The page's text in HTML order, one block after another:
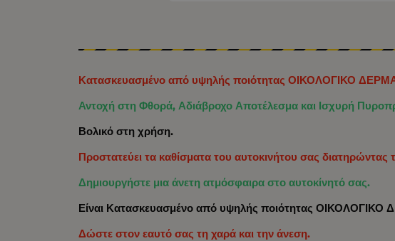
Κατασκευασμένο από υψηλής ποιότητας ΟΙΚΟΛΟΓΙΚΟ
Αντοχή στη Φθορά, Αδιάβροχο Αποτέλεσμα και Ισχυρή
Βολικό στη χρήση.
Προστατεύει τα καθίσματα του αυτοκινήτου σας
Δημιουργήστε μια άνετη ατμόσφαιρα στο αυτοκίνητό σας.
Είναι Κατασκευασμένο από υψηλής ποιότητας ΟΙΚΟΛΟΓΙΚΟ
Δώστε στον εαυτό σας τη χαρά και την άνεση.